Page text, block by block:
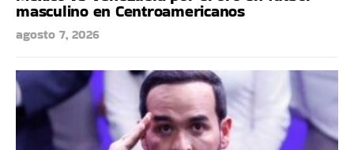
masculino en Centroamericanos
agosto 7, 2026